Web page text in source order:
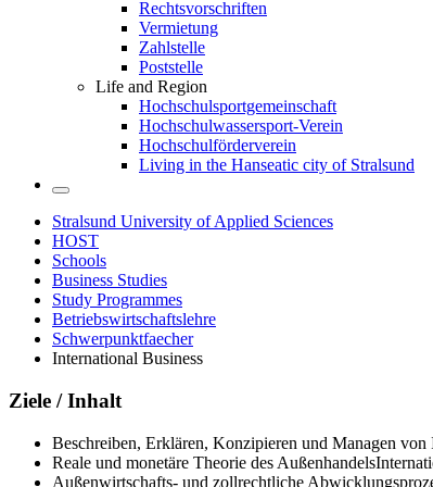
Rechtsvorschriften
Vermietung
Zahlstelle
Poststelle
Life and Region
Hochschulsportgemeinschaft
Hochschulwassersport-Verein
Hochschulförderverein
Living in the Hanseatic city of Stralsund
Stralsund University of Applied Sciences
HOST
Schools
Business Studies
Study Programmes
Betriebswirtschaftslehre
Schwerpunktfaecher
International Business
Ziele / In­halt
Beschreiben, Erklären, Konzipieren und Managen von
Reale und monetäre Theorie des
Außenwirtschafts- und zollrechtliche